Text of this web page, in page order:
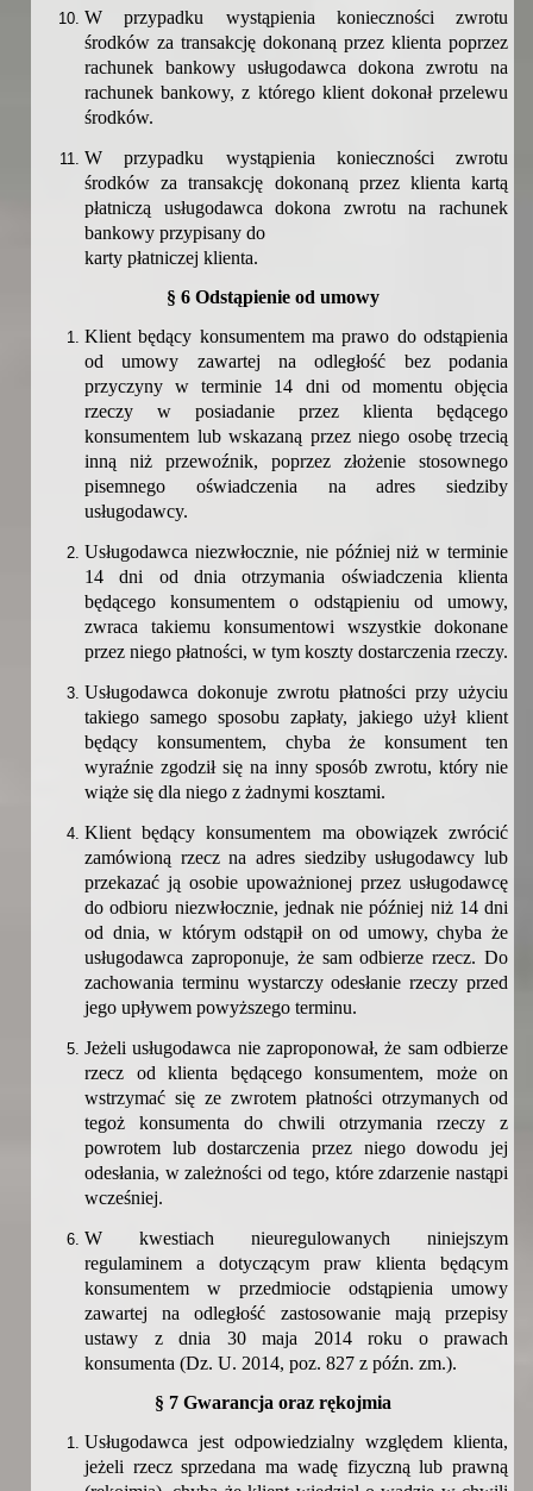
W przypadku wystąpienia konieczności zwrotu
środków za transakcję dokonaną przez klienta poprzez
rachunek bankowy usługodawca dokona zwrotu na
rachunek bankowy, z którego klient dokonał przelewu
środków.
W przypadku wystąpienia konieczności zwrotu
środków za transakcję dokonaną przez klienta kartą
płatniczą usługodawca dokona zwrotu na rachunek
bankowy przypisany do
karty płatniczej klienta.
§ 6 Odstąpienie od umowy
Klient będący konsumentem ma prawo do odstąpienia
od umowy zawartej na odległość bez podania
przyczyny w terminie 14 dni od momentu objęcia
rzeczy w posiadanie przez klienta będącego
konsumentem lub wskazaną przez niego osobę trzecią
inną niż przewoźnik, poprzez złożenie stosownego
pisemnego oświadczenia na adres siedziby
usługodawcy.
Usługodawca niezwłocznie, nie później niż w terminie
14 dni od dnia otrzymania oświadczenia klienta
będącego konsumentem o odstąpieniu od umowy,
zwraca takiemu konsumentowi wszystkie dokonane
przez niego płatności, w tym koszty dostarczenia rzeczy.
Usługodawca dokonuje zwrotu płatności przy użyciu
takiego samego sposobu zapłaty, jakiego użył klient
będący konsumentem, chyba że konsument ten
wyraźnie zgodził się na inny sposób zwrotu, który nie
wiąże się dla niego z żadnymi kosztami.
Klient będący konsumentem ma obowiązek zwrócić
zamówioną rzecz na adres siedziby usługodawcy lub
przekazać ją osobie upoważnionej przez usługodawcę
do odbioru niezwłocznie, jednak nie później niż 14 dni
od dnia, w którym odstąpił on od umowy, chyba że
usługodawca zaproponuje, że sam odbierze rzecz. Do
zachowania terminu wystarczy odesłanie rzeczy przed
jego upływem powyższego terminu.
Jeżeli usługodawca nie zaproponował, że sam odbierze
rzecz od klienta będącego konsumentem, może on
wstrzymać się ze zwrotem płatności otrzymanych od
tegoż konsumenta do chwili otrzymania rzeczy z
powrotem lub dostarczenia przez niego dowodu jej
odesłania, w zależności od tego, które zdarzenie nastąpi
wcześniej.
W kwestiach nieuregulowanych niniejszym
regulaminem a dotyczącym praw klienta będącym
konsumentem w przedmiocie odstąpienia umowy
zawartej na odległość zastosowanie mają przepisy
ustawy z dnia 30 maja 2014 roku o prawach
konsumenta (Dz. U. 2014, poz. 827 z późn. zm.).
§ 7 Gwarancja oraz rękojmia
Usługodawca jest odpowiedzialny względem klienta,
jeżeli rzecz sprzedana ma wadę fizyczną lub prawną